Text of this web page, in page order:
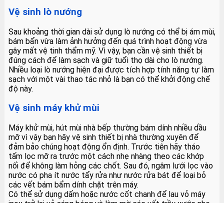
Vệ sinh lò nướng
Sau khoảng thời gian dài sử dụng lò nướng có thể bị ám mùi,
bám bẩn vừa làm ảnh hưởng đến quá trình hoạt động vừa
gây mất vệ tinh thẩm mỹ. Vì vậy, bạn cần vệ sinh thiết bị
đúng cách để làm sạch và giữ tuổi thọ dài cho lò nướng.
Nhiều loại lò nướng hiện đại được tích hợp tính năng tự làm
sạch với một vài thao tác nhỏ là bạn có thể khởi động chế
độ này.
Vệ sinh máy khử mùi
Máy khử mùi, hút mùi nhà bếp thường bám dính nhiều dầu
mỡ vì vậy bạn hãy vệ sinh thiết bị nhà thường xuyên để
đảm bảo chúng hoạt động ổn định. Trước tiên hãy tháo
tấm lọc mỡ ra trước một cách nhẹ nhàng theo các khớp
nối để không làm hỏng các chốt. Sau đó, ngâm lưới lọc vào
nước có pha ít nước tẩy rửa như nước rửa bát để loại bỏ
các vết bám bẩm dính chặt trên máy.
Có thể sử dụng dấm hoặc nước cốt chanh để lau vỏ máy